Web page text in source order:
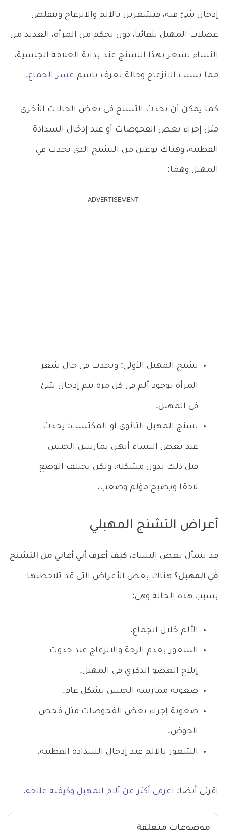
إدخال شئ فيه، فتشعرين بالألم والانزعاج وتتقلص
عضلات المهبل تلقائيا، دون تحكم من المرأة، العديد من
النساء تشعر بهذا التشنج عند بداية العلاقة الجنسية،
مما يسبب الانزعاج وحالة تعرف باسم عسر الجماع.
كما يمكن أن يحدث التشنج في بعض الحالات الأخرى
مثل إجراء بعض الفحوصات أو عند إدخال السدادة
القطنية، وهناك نوعين من التشنج الذي يحدث في
المهبل وهما:
ADVERTISEMENT
تشنج المهبل الأولي: ويحدث في حال شعر
المرأة بوجود ألم في كل مرة يتم إدخال شئ
في المهبل.
تشنج المهبل الثانوي أو المكتسب: يحدث
عند بعض النساء أنهن يمارسن الجنس
قبل ذلك بدون مشكلة، ولكن يختلف الوضع
لاحقا ويصبح مؤلم وصعب.
أعراض التشنج المهبلي
قد تسأل بعض النساء، كيف أعرف أني أعاني من التشنج
في المهبل؟ هناك بعض الأعراض التي قد تلاحظيها
بسبب هذه الحالة وهي:
الألم خلال الجماع.
الشعور بعدم الرحة والانزعاج عند حدوث
إيلاج العضو الذكري في المهبل.
صعوبة ممارسة الجنس بشكل عام.
صعوبة إجراء بعض الفحوصات مثل فحص
الحوض.
الشعور بالألم عند إدخال السدادة القطنية.
اقرئي أيضا: اعرفي أكثر عن آلام المهبل وكيفية علاجه.